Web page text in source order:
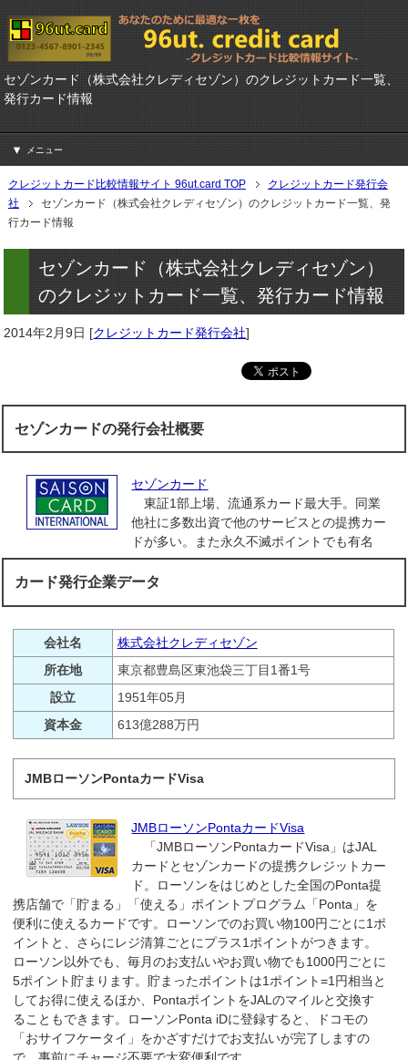
セゾンカード（株式会社クレディセゾン）のクレジットカード一覧、
発行カード情報
メニュー
クレジットカード比較情報サイト 96ut.card TOP
クレジットカード発行会
社
セゾンカード（株式会社クレディセゾン）のクレジットカード一覧、発
行カード情報
セゾンカード（株式会社クレディセゾン）
のクレジットカード一覧、発行カード情報
2014年2月9日 [クレジットカード発行会社]
セゾンカードの発行会社概要
セゾンカード
東証1部上場、流通系カード最大手。同業
他社に多数出資で他のサービスとの提携カー
ドが多い。また永久不滅ポイントでも有名
カード発行企業データ
会社名
株式会社クレディセゾン
所在地
東京都豊島区東池袋三丁目1番1号
設立
1951年05月
資本金
613億288万円
JMBローソンPontaカードVisa
JMBローソンPontaカードVisa
「JMBローソンPontaカードVisa」はJAL
カードとセゾンカードの提携クレジットカー
ド。ローソンをはじめとした全国のPonta提
携店舗で「貯まる」「使える」ポイントプログラム「Ponta」を
便利に使えるカードです。ローソンでのお買い物100円ごとに1ポ
イントと、さらにレジ清算ごとにプラス1ポイントがつきます。
ローソン以外でも、毎月のお支払いやお買い物でも1000円ごとに
5ポイント貯まります。貯まったポイントは1ポイント=1円相当と
してお得に使えるほか、PontaポイントをJALのマイルと交換す
ることもできます。ローソンPonta iDに登録すると、ドコモの
「おサイフケータイ」をかざすだけでお支払いが完了しますの